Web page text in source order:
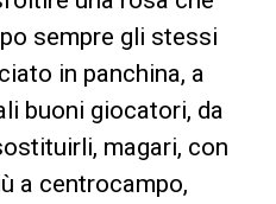
sempre gli stessi
in panchina, a
buoni giocatori, da
magari, con
a centrocampo,